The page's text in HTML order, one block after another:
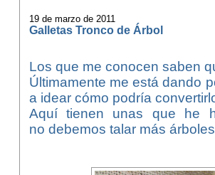
19 de marzo de 2011
Galletas Tronco de Árbol
Los que me conocen saben
Últimamente me está dando
a idear cómo podría
Aquí tienen unas que he
no debemos talar más